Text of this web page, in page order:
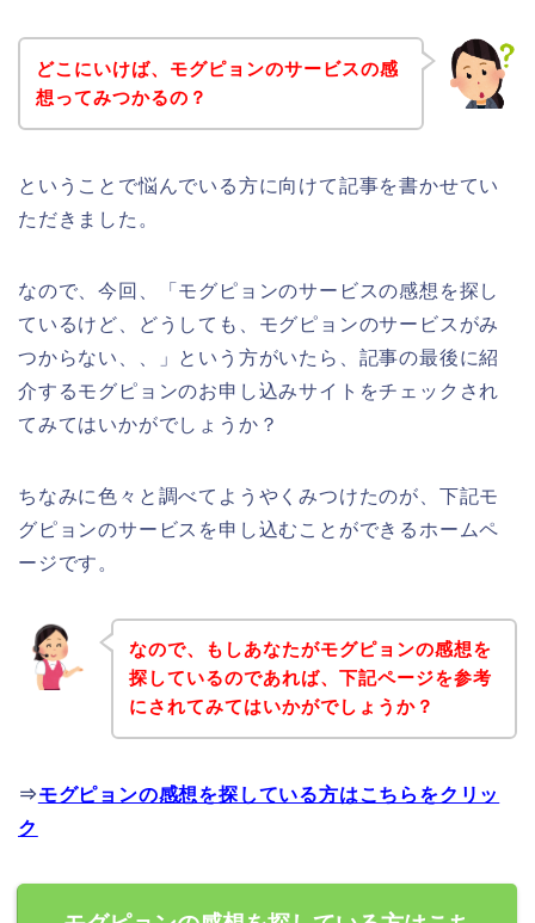
どこにいけば、モグピョンのサービスの感
想ってみつかるの？
ということで悩んでいる方に向けて記事を書かせてい
ただきました。
なので、今回、「モグピョンのサービスの感想を探し
ているけど、どうしても、モグピョンのサービスがみ
つからない、、」という方がいたら、記事の最後に紹
介するモグピョンのお申し込みサイトをチェックされ
てみてはいかがでしょうか？
ちなみに色々と調べてようやくみつけたのが、下記モ
グピョンのサービスを申し込むことができるホームペ
ージです。
なので、もしあなたがモグピョンの感想を
探しているのであれば、下記ページを参考
にされてみてはいかがでしょうか？
⇒モグピョンの感想を探している方はこちらをクリッ
ク